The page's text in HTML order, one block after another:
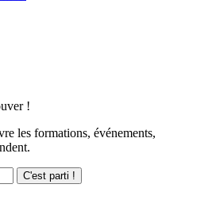
!
les formations, événements,
C'est parti !